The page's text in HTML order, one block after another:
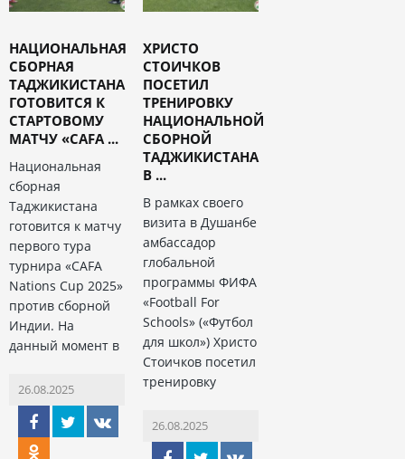
НАЦИОНАЛЬНАЯ
СБОРНАЯ
ТАДЖИКИСТАНА
ГОТОВИТСЯ К
СТАРТОВОМУ
МАТЧУ «CAFA ...
Национальная
сборная
Таджикистана
готовится к матчу
первого тура
турнира «CAFA
Nations Cup 2025»
против сборной
Индии. На
данный момент в
26.08.2025
ХРИСТО
СТОИЧКОВ
ПОСЕТИЛ
ТРЕНИРОВКУ
НАЦИОНАЛЬНОЙ
СБОРНОЙ
ТАДЖИКИСТАНА
В ...
В рамках своего
визита в Душанбе
амбассадор
глобальной
программы ФИФА
«Football For
Schools» («Футбол
для школ») Христо
Стоичков посетил
тренировку
26.08.2025